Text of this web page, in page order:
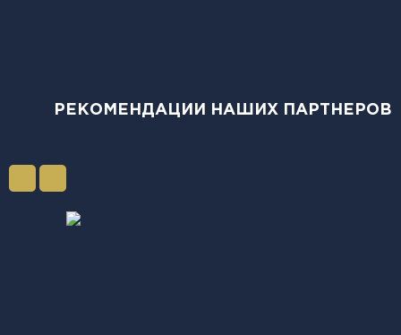
РЕКОМЕНДАЦИИ НАШИХ ПАРТНЕРОВ